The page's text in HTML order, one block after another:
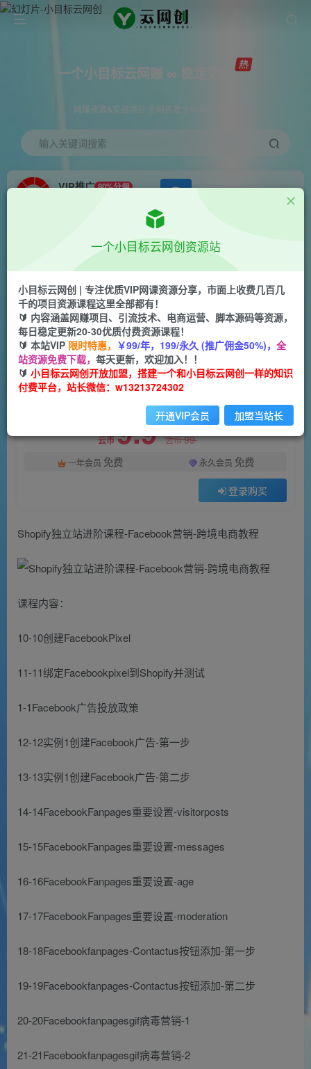
一个小目标云网赚 ∞ 稳定更新
网赚资源&实战项目 全网首发全年365天更新
输入关键词搜索
VIP推广 80%分佣
会员免费 正文
Shopify独立站进阶课程-Facebook营销-跨境电商
教程
一个小目标云网创
2年前发布
关注 私信
10 0
Shopify独立站进阶课程-Facebook营销-跨境电商教程
此内容为付费资源，请付费后查看
云币9.9 限时特惠
云币99
一年会员 免费 永久会员 免费
登录购买
付费资源
Shopify独立站进阶课程-Facebook营销-跨境电商教程
课程内容：
10-10创建FacebookPixel
11-11绑定Facebookpixel到Shopify并测试
1-1Facebook广告投放政策
12-12实例1创建Facebook广告-第一步
13-13实例1创建Facebook广告-第二步
14-14FacebookFanpages重要设置-visitorposts
15-15FacebookFanpages重要设置-messages
16-16FacebookFanpages重要设置-age
17-17FacebookFanpages重要设置-moderation
18-18Facebookfanpages-Contactus按钮添加-第一步
19-19Facebookfanpages-Contactus按钮添加-第二步
20-20Facebookfanpagesgif病毒营销-1
21-21Facebookfanpagesgif病毒营销-2
一个小目标云网创资源站
小目标云网创 | 专注优质VIP网课资源分享，市面上收费几百几
千的项目资源课程这里全部都有！
🔰 内容涵盖网赚项目、引流技术、电商运营、脚本源码等资源，
每日稳定更新20-30优质付费资源课程！
🔰 本站VIP 限时特惠， ￥99/年，199/永久 (推广佣金50%)， 全
站资源免费下载， 每天更新，欢迎加入！！
🔰 小目标云网创开放加盟，搭建一个和小目标云网创一样的知识
付费平台，站长微信：w13213724302
开通VIP会员 加盟当站长